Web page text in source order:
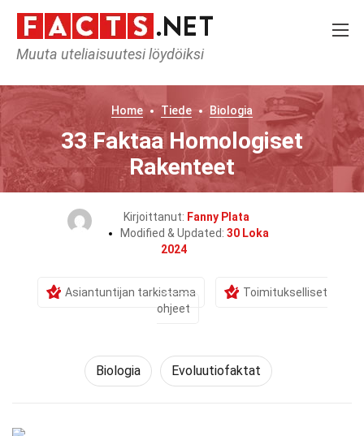
Muuta uteliaisuutesi löydöiksi
Home Tiede Biologia
33 Faktaa Homologiset
Rakenteet
Kirjoittanut: Fanny Plata
Modified & Updated: 30 Loka
2024
Asiantuntijan tarkistama
Toimitukselliset
ohjeet
Biologia Evoluutiofaktat